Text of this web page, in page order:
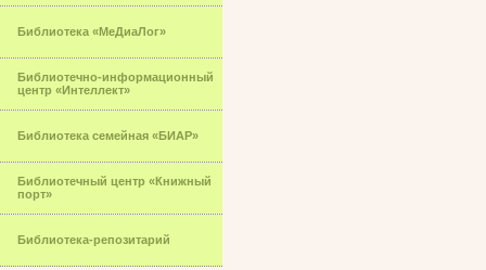
Библиотека «МеДиаЛог»
Библиотечно-информационный
центр «Интеллект»
Библиотека семейная «БИАР»
Библиотечный центр «Книжный
порт»
Библиотека-репозитарий